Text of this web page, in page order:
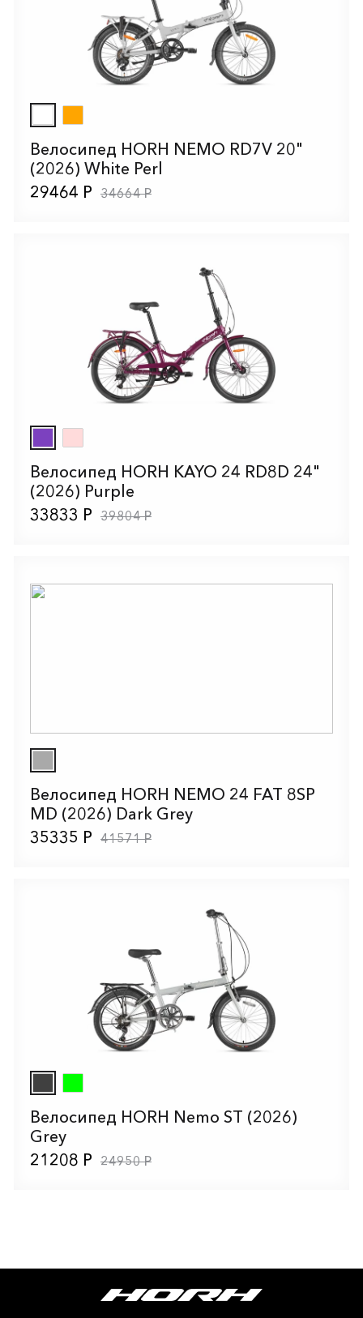
Велосипед HORH NEMO RD7V 20"
(2026) White Perl
29464 Р 34664 Р
Велосипед HORH KAYO 24 RD8D 24"
(2026) Purple
33833 Р 39804 Р
Велосипед HORH NEMO 24 FAT 8SP
MD (2026) Dark Grey
35335 Р 41571 Р
Велосипед HORH Nemo ST (2026)
Grey
21208 Р 24950 Р